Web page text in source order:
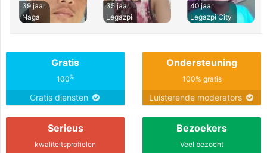
39 jaar
Naga
35 jaar
Legazpi
40 jaar
Legazpi City
Gratis
100%
Gratis diensten
Ondersteuning
100% gratis
Luisterende moderators
Serieus
kwaliteitsprofielen
Bezoekers
Veel bezocht